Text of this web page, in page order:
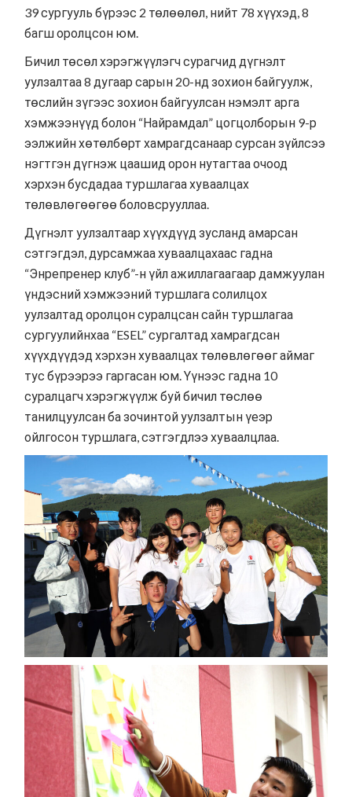
39 сургууль бүрээс 2 төлөөлөл, нийт 78 хүүхэд, 8
багш оролцсон юм.
Бичил төсөл хэрэгжүүлэгч сурагчид дүгнэлт
уулзалтаа 8 дугаар сарын 20-нд зохион байгуулж,
төслийн зүгээс зохион байгуулсан нэмэлт арга
хэмжээнүүд болон “Найрамдал” цогцолборын 9-р
ээлжийн хөтөлбөрт хамрагдсанаар сурсан зүйлсээ
нэгтгэн дүгнэж цаашид орон нутагтаа очоод
хэрхэн бусдадаа туршлагаа хуваалцах
төлөвлөгөөгөө боловсрууллаа.
Дүгнэлт уулзалтаар хүүхдүүд зусланд амарсан
сэтгэгдэл, дурсамжаа хуваалцахаас гадна
“Энрепренер клуб”-н үйл ажиллагаагаар дамжуулан
үндэсний хэмжээний туршлага солилцох
уулзалтад оролцон суралцсан сайн туршлагаа
сургуулийнхаа “ESEL” сургалтад хамрагдсан
хүүхдүүдэд хэрхэн хуваалцах төлөвлөгөөг аймаг
тус бүрээрээ гаргасан юм. Үүнээс гадна 10
суралцагч хэрэгжүүлж буй бичил төслөө
танилцуулсан ба зочинтой уулзалтын үеэр
ойлгосон туршлага, сэтгэгдлээ хуваалцлаа.